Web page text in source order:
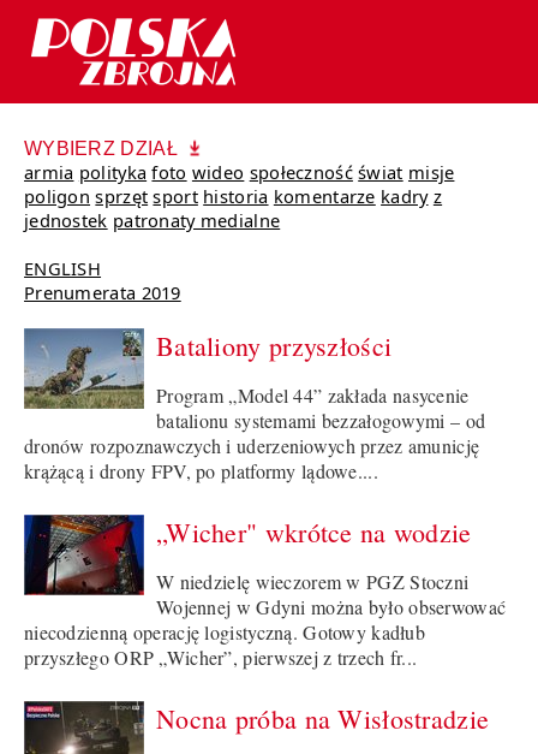
WYBIERZ DZIAŁ
armia polityka foto wideo społeczność świat misje
poligon sprzęt sport historia komentarze kadry z
jednostek patronaty medialne
ENGLISH
Prenumerata 2019
Bataliony przyszłości
Program „Model 44” zakłada nasycenie
batalionu systemami bezzałogowymi – od
dronów rozpoznawczych i uderzeniowych przez amunicję
krążącą i drony FPV, po platformy lądowe....
„Wicher" wkrótce na wodzie
W niedzielę wieczorem w PGZ Stoczni
Wojennej w Gdyni można było obserwować
niecodzienną operację logistyczną. Gotowy kadłub
przyszłego ORP „Wicher”, pierwszej z trzech fr...
Nocna próba na Wisłostradzie